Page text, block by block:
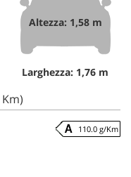
Altezza: 1,58 m
Larghezza: 1,76 m
110.0 g/Km